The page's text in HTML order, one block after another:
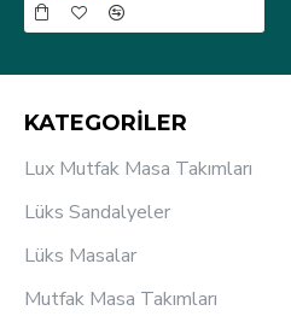
KATEGORİLER
Lux Mutfak Masa Takımları
Lüks Sandalyeler
Lüks Masalar
Mutfak Masa Takımları